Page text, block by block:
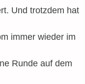
Und trotzdem hat
immer wieder im
Runde auf dem